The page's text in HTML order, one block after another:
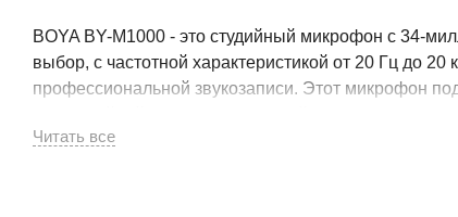
BOYA BY-M1000 - это студийный микрофон с 34-
выбор, с частотной характеристикой от 20 Гц до
профессиональной звукозаписи. Этот микрофон